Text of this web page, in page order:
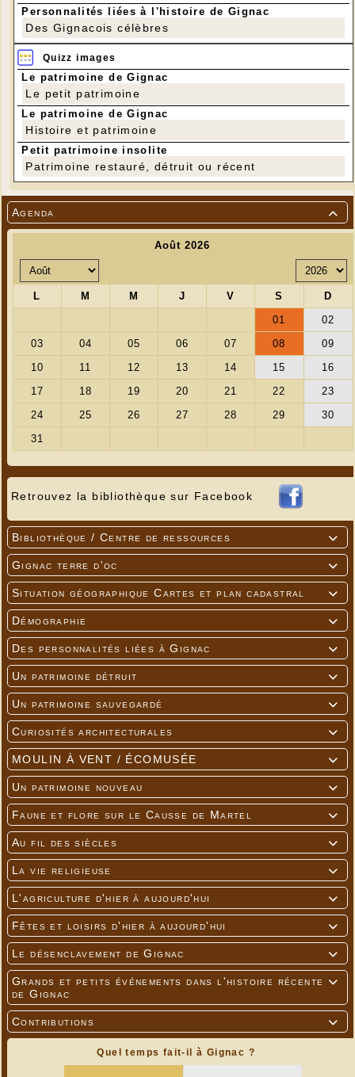

Agenda
Retrouvez la bibliothèque sur Facebook

Bibliothèque / Centre de ressources

Gignac terre d'oc

Situation géographique Cartes et plan cadastral

Démographie

Des personnalités liées à Gignac

Un patrimoine détruit

Un patrimoine sauvegardé

Curiosités architecturales

MOULIN À VENT / ÉCOMUSÉE

Un patrimoine nouveau

Faune et flore sur le Causse de Martel

Au fil des siècles

La vie religieuse

L'agriculture d'hier à aujourd'hui

Fêtes et loisirs d'hier à aujourd'hui

Le désenclavement de Gignac

Grands et petits événements dans l'histoire récente
de Gignac

Contributions
Quel temps fait-il à Gignac ?
Anne Marie GUERRIAT
Tél : 07 87 40 88 64
Personnalités liées à l'histoire de Gignac
Des Gignacois célèbres
Quizz images
Le patrimoine de Gignac
Le petit patrimoine
Le patrimoine de Gignac
Histoire et patrimoine
Petit patrimoine insolite
Patrimoine restauré, détruit ou récent